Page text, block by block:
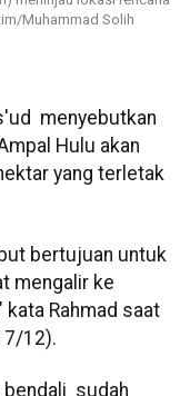
Muhammad Solih
menyebutkan
Hulu akan
yang terletak
bertujuan untuk
mengalir ke
kata Rahmad saat
12).
bendali sudah